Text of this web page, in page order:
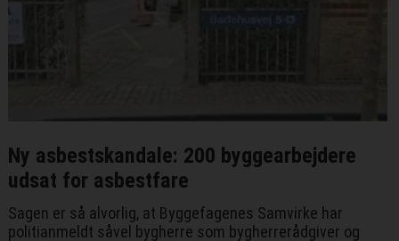
Ny asbestskandale: 200 byggearbejdere
udsat for asbestfare
Sagen er så alvorlig, at Byggefagenes Samvirke har
politianmeldt såvel bygherre som bygherrerådgiver og